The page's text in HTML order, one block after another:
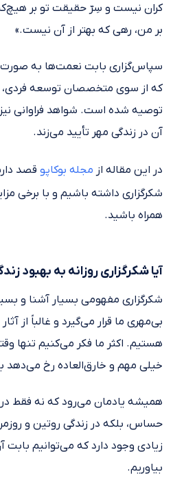
کران نیست و سِرّ حقیقت تو بر
بر من، رهی که بهتر از آن نیست.»
سپاس‌گزاری بابت نعمت‌ها به صورت
که از سوی متخصصان توسعه فردی،
توصیه شده است. شواهد فراوانی نیز
آن در زندگی مهر تأیید می‌زند.
در این مقاله از مجله بوکاپو قصد
شکرگزاری داشته باشیم و با برخی
همراه باشید.
آیا شکرگزاری روزانه به بهبود
شکرگزاری مفهومی بسیار آشنا و
بی‌مهری ما قرار می‌گیرد و غالباً از
هستیم. اکثر ما فکر می‌کنیم تنها
خیلی مهم و خارق‌العاده رخ می‌دهد
همیشه یادمان می‌رود که نه فقط
حساس، بلکه در زندگی روتین و
زیادی وجود دارد که می‌توانیم بابت
بیاوریم.